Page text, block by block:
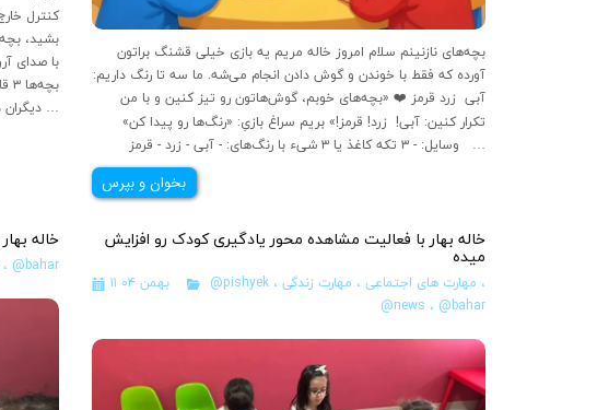
کنترل
بشید،
با صدای
دیگران دست بزنین _ گفتن …
آورده که فقط با خوندن و گوش دادن انجام می‌شه. ما سه تا رنگ داریم:
آبی زرد قرمز ❤️ «بچه‌های خوبم، گوش‌هاتون رو تیز کنین و با من
تکرار کنین: آبی! زرد! قرمز!» بریم سراغ بازیِ: «رنگ‌ها رو پیدا کن»
وسایل: - ۳ تکه کاغذ یا ۳ شیء با رنگ‌های: - آبی - زرد - قرمز …
بخوان و بپرس
خاله
، @bahar
خاله بهار با فعالیت مشاهده محور یادگیری کودک رو افزایش
میده
۱۱ بهمن ۰۴ @pishyek، مهارت های اجتماعی ، مهارت زندگی
،
@news ، @bahar